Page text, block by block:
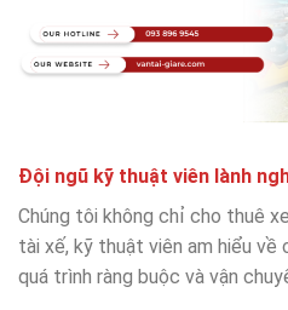
Đội ngũ kỹ thuật viên lành
Chúng tôi không chỉ cho thuê
tài xế, kỹ thuật viên am hiểu về
quá trình ràng buộc và vận